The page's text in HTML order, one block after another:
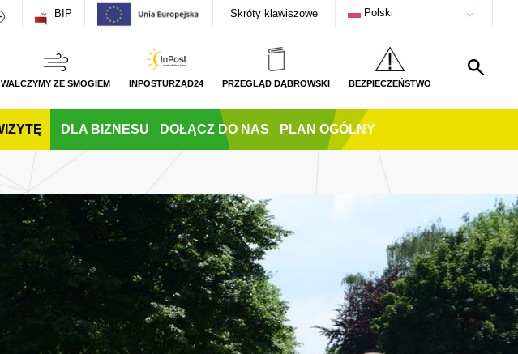
rozmiar czcionki
Zwiększ rozmiar czcionki
BIP Skróty klawiszowe Polski
WALCZYMY ZE SMOGIEM INPOSTURZĄD24 PRZEGLĄD DĄBROWSKI BEZPIECZEŃSTWO
DLA BIZNESU DOŁĄCZ DO NAS PLAN OGÓLNY